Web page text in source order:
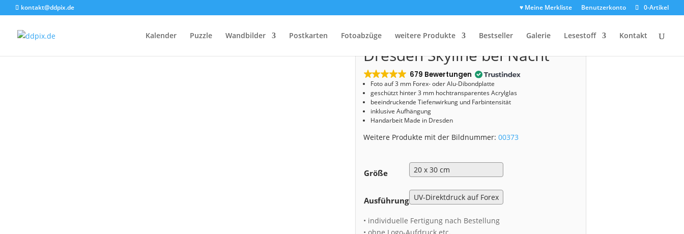
kontakt@ddpix.de ♥ Meine Merkliste Benutzerkonto 0-Artikel
Kalender Puzzle Wandbilder Postkarten Fotoabzüge weitere Produkte Bestseller Galerie Lesestoff Kontakt
Start/Shop/Acryl Board/ Acryl Board (00373) Dresden Skyline bei Nacht
Acryl Board (00373)
Dresden Skyline bei Nacht
679 Bewertungen
Foto auf 3 mm Forex- oder Alu-Dibondplatte
geschützt hinter 3 mm hochtransparentes Acrylglas
beeindruckende Tiefenwirkung und Farbintensität
inklusive Aufhängung
Handarbeit Made in Dresden
Weitere Produkte mit der Bildnummer:00373
Größe
Ausführung
• individuelle Fertigung nach Bestellung